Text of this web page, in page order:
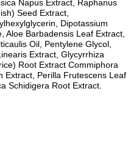
Napus Extract, Raphanus
Seed Extract,
Dipotassium
Aloe Barbadensis Leaf Extract,
Oil, Pentylene Glycol,
Extract, Glycyrrhiza
Root Extract Commiphora
Extract, Perilla Frutescens Leaf
Schidigera Root Extract.